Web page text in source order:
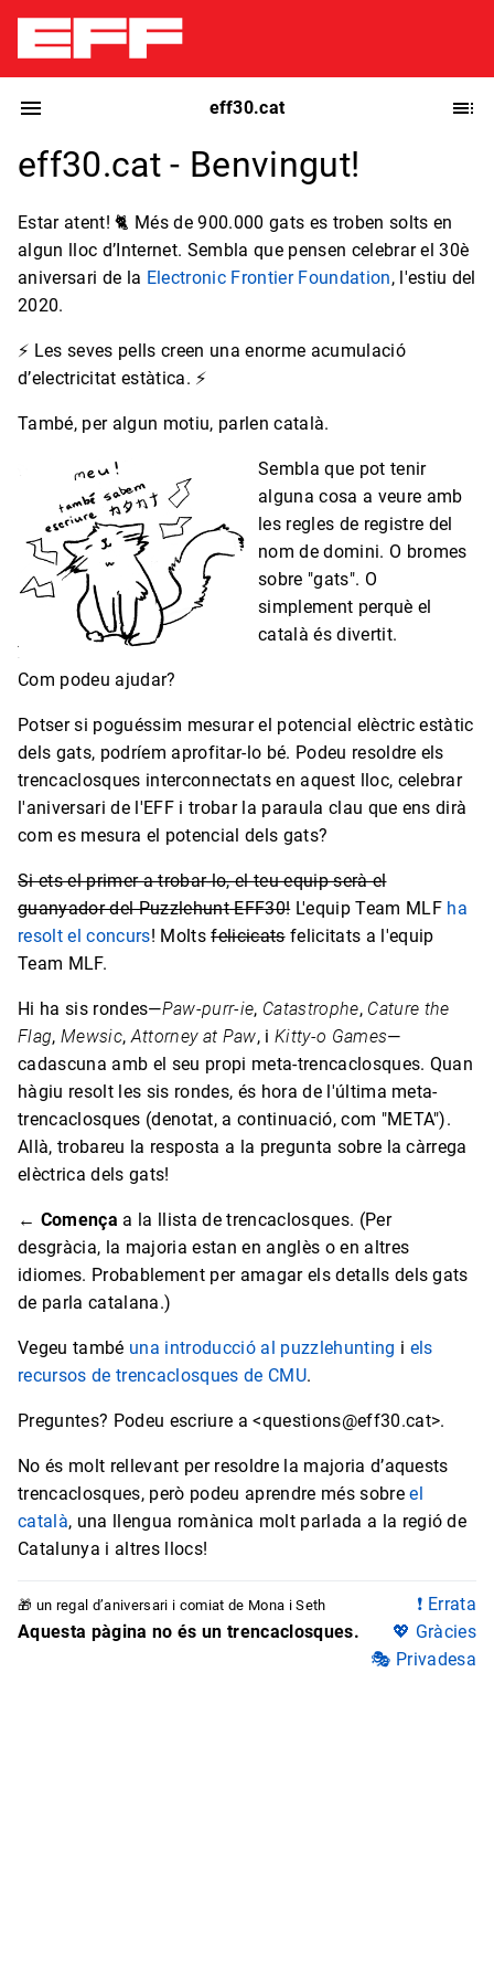
eff30.cat
eff30.cat - Benvingut!
Estar atent! 🐈 Més de 900.000 gats es troben solts en
algun lloc d’Internet. Sembla que pensen celebrar el 30è
aniversari de la Electronic Frontier Foundation, l'estiu del
2020.
⚡ Les seves pells creen una enorme acumulació
d’electricitat estàtica. ⚡
També, per algun motiu, parlen català.
Sembla que pot tenir
alguna cosa a veure amb
les regles de registre del
nom de domini. O bromes
sobre "gats". O
simplement perquè el
català és divertit.
Com podeu ajudar?
Potser si poguéssim mesurar el potencial elèctric estàtic
dels gats, podríem aprofitar-lo bé. Podeu resoldre els
trencaclosques interconnectats en aquest lloc, celebrar
l'aniversari de l'EFF i trobar la paraula clau que ens dirà
com es mesura el potencial dels gats?
Si ets el primer a trobar-lo, el teu equip serà el
guanyador del Puzzlehunt EFF30!L'equip Team MLF ha
resolt el concurs! Moltsfelicicatsfelicitats a l'equip
Team MLF.
Hi ha sis rondes—Paw-purr-ie, Catastrophe, Cature the
Flag, Mewsic,Attorney at Paw, i Kitty-o Games—
cadascuna amb el seu propi meta-trencaclosques. Quan
hàgiu resolt les sis rondes, és hora de l'última meta-
trencaclosques (denotat, a continuació, com "META").
Allà, trobareu la resposta a la pregunta sobre la càrrega
elèctrica dels gats!
← Comença a la llista de trencaclosques. (Per
desgràcia, la majoria estan en anglès o en altres
idiomes. Probablement per amagar els detalls dels gats
de parla catalana.)
Vegeu també una introducció al puzzlehunting i els
recursos de trencaclosques de CMU.
Preguntes? Podeu escriure a <questions@eff30.cat>.
No és molt rellevant per resoldre la majoria d’aquests
trencaclosques, però podeu aprendre més sobreel
català, una llengua romànica molt parlada a la regió de
Catalunya i altres llocs!
❗ Errata
💖 Gràcies
🎭 Privadesa
🎁 un regal d’aniversari i comiat de Mona i Seth
Aquesta pàgina no és un trencaclosques.